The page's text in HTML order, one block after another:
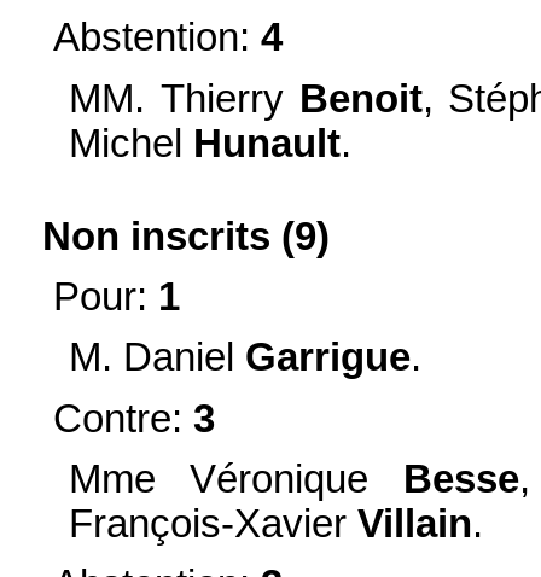
Abstention:4
MM. Thierry Benoit,
Michel Hunault.
Non inscrits (9)
Pour: 1
M. Daniel Garrigue.
Contre:3
Mme Véronique Besse,
François-XavierVillain.